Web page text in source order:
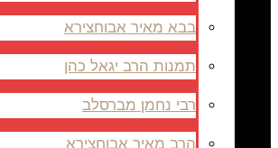
בבא מאיר אבוחצירא
תמנות הרב יגאל כהן
רבי נחמן מברסלב
הרב מאיר אבוחצירא